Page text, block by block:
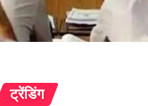
ट्रेंडिंग